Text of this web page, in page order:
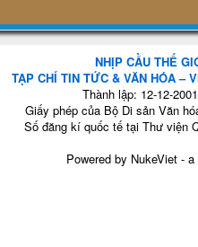
NHỊP CẦU THẾ
TẠP CHÍ TIN TỨC & VĂN HÓA –
Thành lập: 12-12-
Giấy phép của Bộ Di sản Văn
Số đăng kí quốc tế tại Thư viện
Powered by NukeViet - a